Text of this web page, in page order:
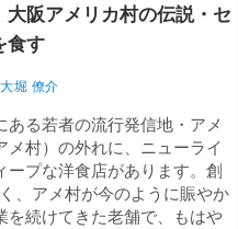
大阪アメリカ村の伝説・セ
食す
大堀 僚介
ある若者の流行発信地・アメ
メ村）の外れに、ニューライ
ープな洋食店があります。創
、アメ村が今のように賑やか
を続けてきた老舗で、もはや